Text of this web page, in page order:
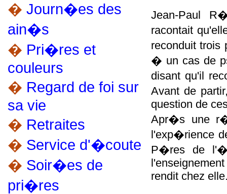
� Journ�es des
ain�s
� Pri�res et
couleurs
� Regard de foi sur
sa vie
� Retraites
� Service d'�coute
� Soir�es de
pri�res
Jean-Paul
racontait
reconduit
� un cas de
disant qu'il
Avant de
question de
Apr�s une
l'exp�rience
P�res de
rendit chez